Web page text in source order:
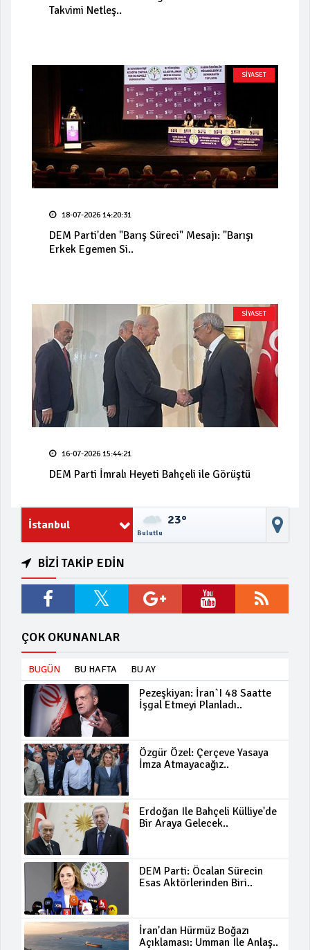
Takvimi Netleş..
SİYASET
18-07-2026 14:20:31
DEM Parti'den "Barış Süreci" Mesajı: "Barışı
Erkek Egemen Si..
SİYASET
16-07-2026 15:44:21
DEM Parti İmralı Heyeti Bahçeli ile Görüştü
İstanbul 23°
Bulutlu
BİZİ TAKİP EDİN
ÇOK OKUNANLAR
BUGÜN BU HAFTA BU AY
Pezeşkiyan: İran`ı 48 Saatte
İşgal Etmeyi Planladı..
Özgür Özel: Çerçeve Yasaya
İmza Atmayacağız..
Erdoğan Ile Bahçeli Külliye'de
Bir Araya Gelecek..
DEM Parti: Öcalan Sürecin
Esas Aktörlerinden Biri..
İran'dan Hürmüz Boğazı
Açıklaması: Umman Ile Anlaş..